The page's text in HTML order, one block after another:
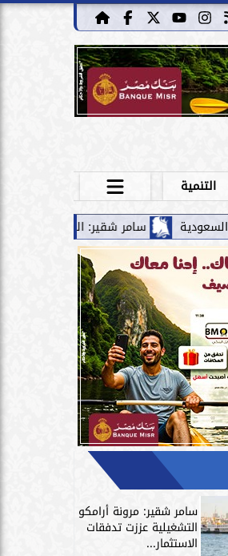
التنمية
سامر شقير: الممرات المالية بين الخليج
سامر شقير: مرونة أرامكو
التشغيلية عززت تدفقات
الاستثمار...